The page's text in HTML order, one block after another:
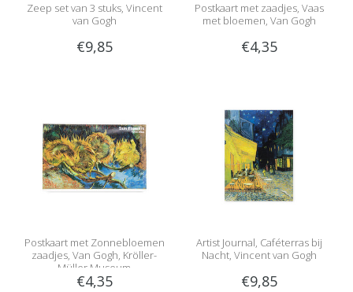
Zeep set van 3 stuks, Vincent
van Gogh
€9,85
Postkaart met zaadjes, Vaas
met bloemen, Van Gogh
€4,35
Postkaart met Zonnebloemen
zaadjes, Van Gogh, Kröller-
Müller Museum
€4,35
Artist Journal, Caféterras bij
Nacht, Vincent van Gogh
€9,85